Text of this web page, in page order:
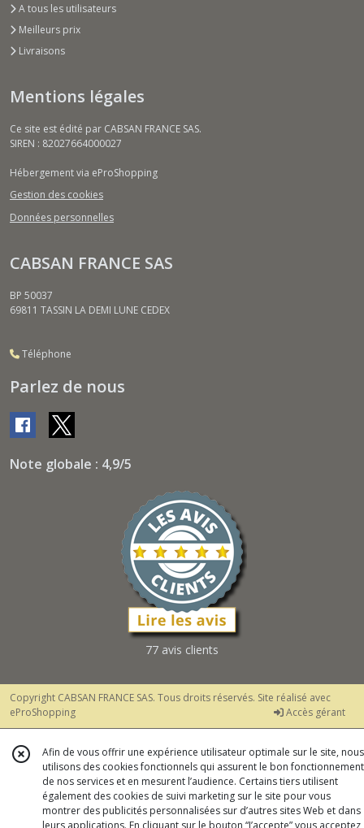
A tous les utilisateurs
Meilleurs prix
Livraisons
Mentions légales
Ce site est édité par CABSAN FRANCE SAS.
SIREN : 82027664000027
Hébergement via eProShopping
Gestion des cookies
Données personnelles
CABSAN FRANCE SAS
BP 50037
69811 TASSIN LA DEMI LUNE CEDEX
Téléphone
Parlez de nous
Note globale : 4,9/5
77 avis clients
Copyright CABSAN FRANCE SAS. Tous droits réservés. Site réalisé avec
eProShopping
Accès gérant
Afin de vous offrir une expérience utilisateur optimale sur le site, nous
utilisons des cookies fonctionnels qui assurent le bon fonctionnement
de nos services et en mesurent l’audience. Certains tiers utilisent
également des cookies de suivi marketing sur le site pour vous
montrer des publicités personnalisées sur d’autres sites Web et dans
leurs applications. En cliquant sur le bouton “J’accepte” vous acceptez